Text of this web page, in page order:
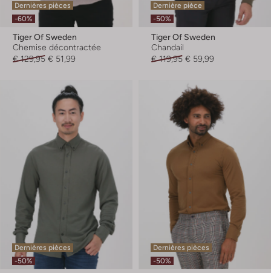
Dernières pièces
-60%
Tiger Of Sweden
Chemise décontractée
€ 129,95 € 51,99
Dernière pièce
-50%
Tiger Of Sweden
Chandail
€ 119,95 € 59,99
Dernières pièces
-50%
Dernières pièces
-50%